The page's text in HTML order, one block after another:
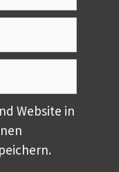
Website in